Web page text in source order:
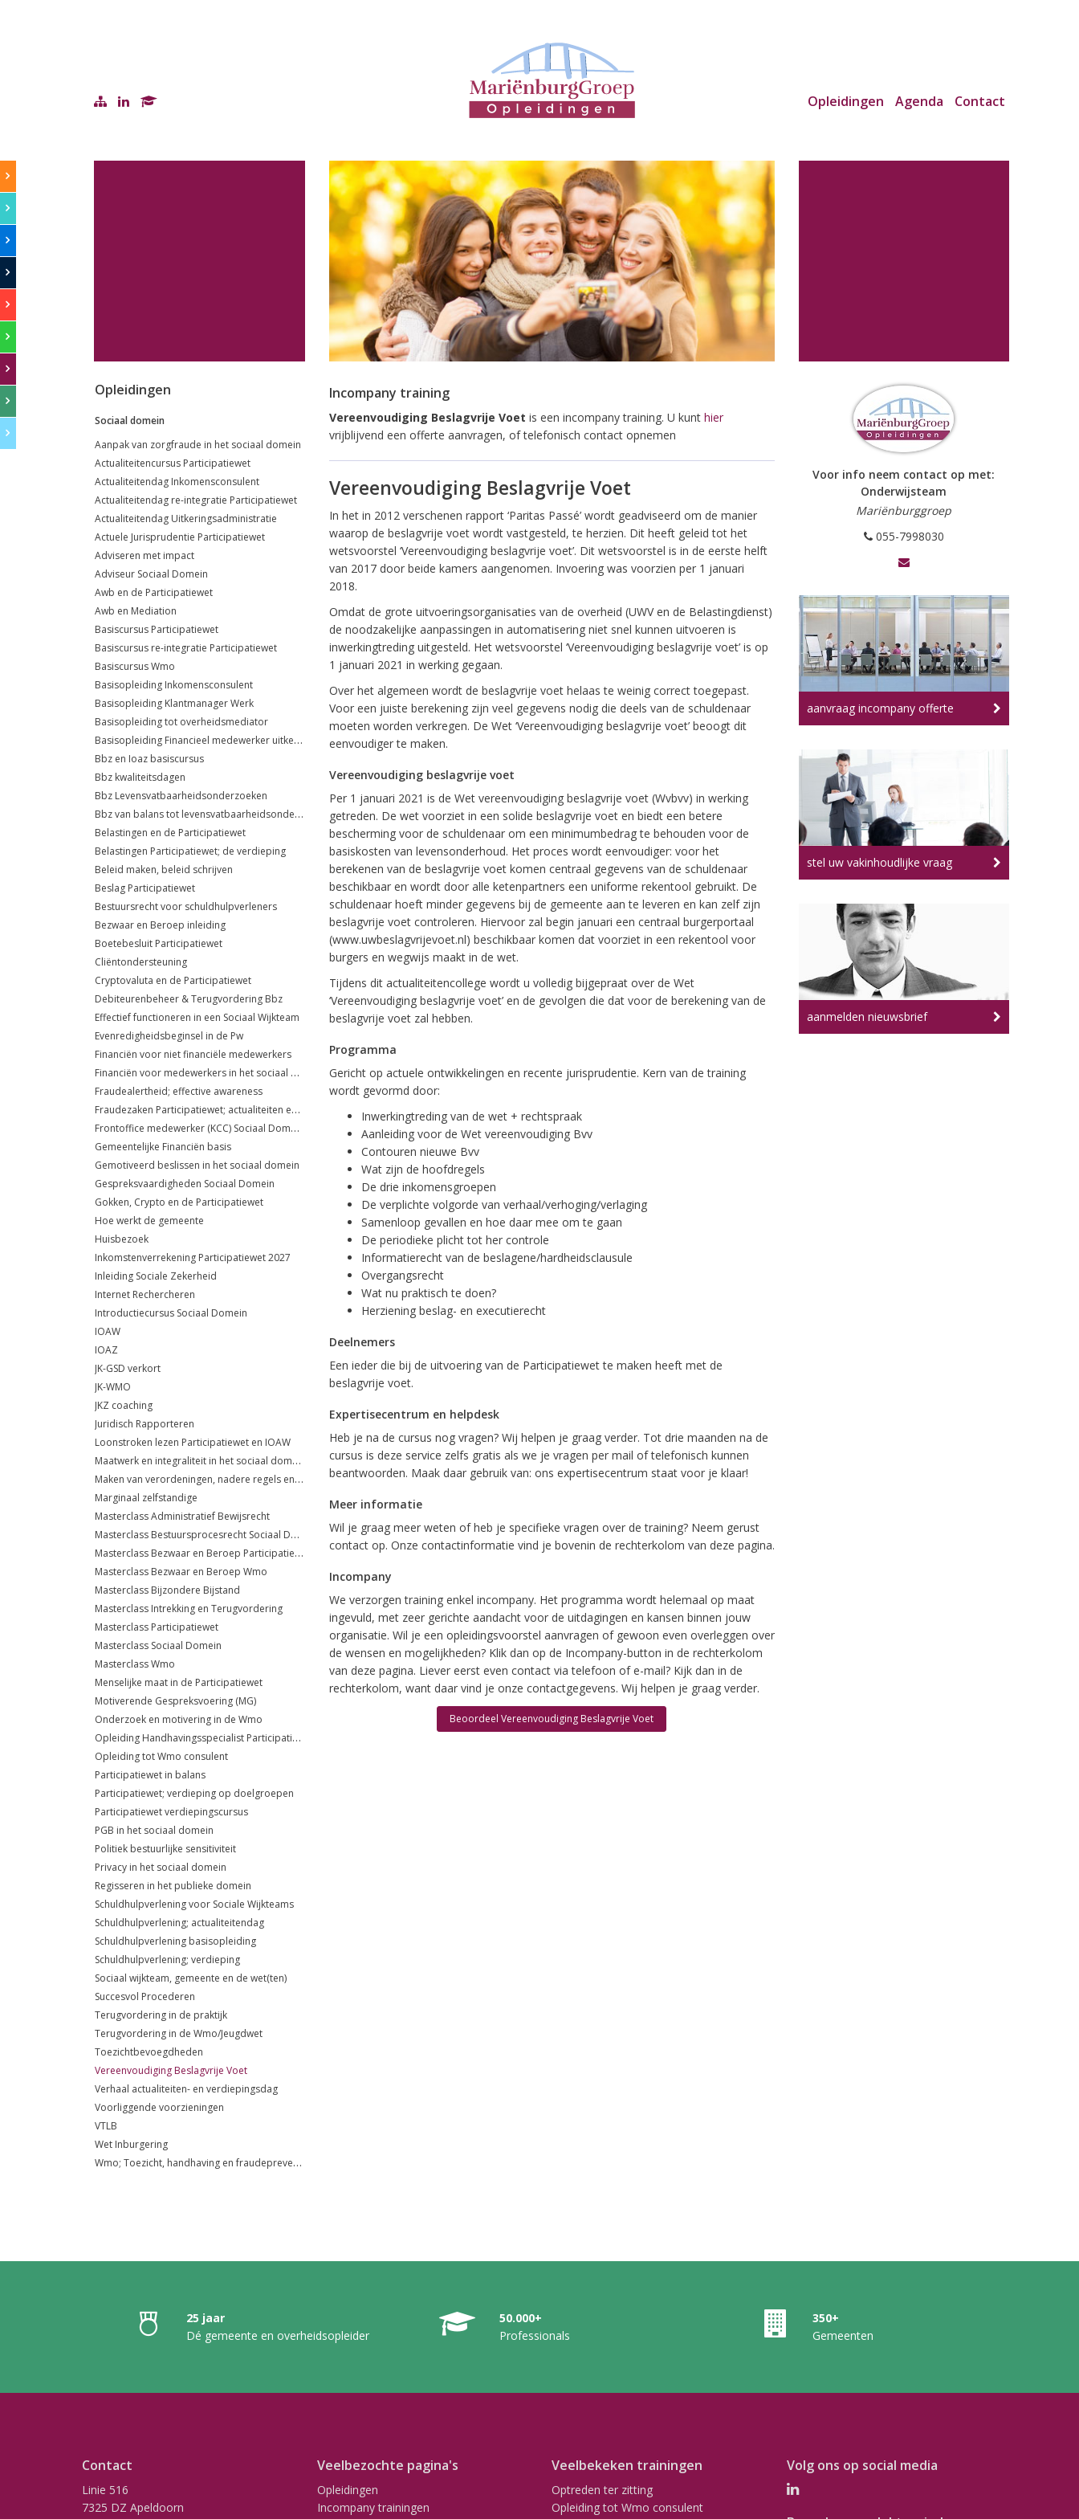
Opleidingen Agenda Contact
Opleidingen
Sociaal domein
Aanpak van zorgfraude in het sociaal domein
Actualiteitencursus Participatiewet
Actualiteitendag Inkomensconsulent
Actualiteitendag re-integratie Participatiewet
Actualiteitendag Uitkeringsadministratie
Actuele Jurisprudentie Participatiewet
Adviseren met impact
Adviseur Sociaal Domein
Awb en de Participatiewet
Awb en Mediation
Basiscursus Participatiewet
Basiscursus re-integratie Participatiewet
Basiscursus Wmo
Basisopleiding Inkomensconsulent
Basisopleiding Klantmanager Werk
Basisopleiding tot overheidsmediator
Basisopleiding Financieel medewerker uitkeringsadministratie
Bbz en Ioaz basiscursus
Bbz kwaliteitsdagen
Bbz Levensvatbaarheidsonderzoeken
Bbz van balans tot levensvatbaarheidsonderzoek
Belastingen en de Participatiewet
Belastingen Participatiewet; de verdieping
Beleid maken, beleid schrijven
Beslag Participatiewet
Bestuursrecht voor schuldhulpverleners
Bezwaar en Beroep inleiding
Boetebesluit Participatiewet
Cliëntondersteuning
Cryptovaluta en de Participatiewet
Debiteurenbeheer & Terugvordering Bbz
Effectief functioneren in een Sociaal Wijkteam
Evenredigheidsbeginsel in de Pw
Financiën voor niet financiële medewerkers
Financiën voor medewerkers in het sociaal domein
Fraudealertheid; effective awareness
Fraudezaken Participatiewet; actualiteiten en jurisprudentie
Frontoffice medewerker (KCC) Sociaal Domein
Gemeentelijke Financiën basis
Gemotiveerd beslissen in het sociaal domein
Gespreksvaardigheden Sociaal Domein
Gokken, Crypto en de Participatiewet
Hoe werkt de gemeente
Huisbezoek
Inkomstenverrekening Participatiewet 2027
Inleiding Sociale Zekerheid
Internet Rechercheren
Introductiecursus Sociaal Domein
IOAW
IOAZ
JK-GSD verkort
JK-WMO
JKZ coaching
Juridisch Rapporteren
Loonstroken lezen Participatiewet en IOAW
Maatwerk en integraliteit in het sociaal domein
Maken van verordeningen, nadere regels en beleidsregels
Marginaal zelfstandige
Masterclass Administratief Bewijsrecht
Masterclass Bestuursprocesrecht Sociaal Domein
Masterclass Bezwaar en Beroep Participatiewet
Masterclass Bezwaar en Beroep Wmo
Masterclass Bijzondere Bijstand
Masterclass Intrekking en Terugvordering
Masterclass Participatiewet
Masterclass Sociaal Domein
Masterclass Wmo
Menselijke maat in de Participatiewet
Motiverende Gespreksvoering (MG)
Onderzoek en motivering in de Wmo
Opleiding Handhavingsspecialist Participatiewet
Opleiding tot Wmo consulent
Participatiewet in balans
Participatiewet; verdieping op doelgroepen
Participatiewet verdiepingscursus
PGB in het sociaal domein
Politiek bestuurlijke sensitiviteit
Privacy in het sociaal domein
Regisseren in het publieke domein
Schuldhulpverlening voor Sociale Wijkteams
Schuldhulpverlening; actualiteitendag
Schuldhulpverlening basisopleiding
Schuldhulpverlening; verdieping
Sociaal wijkteam, gemeente en de wet(ten)
Succesvol Procederen
Terugvordering in de praktijk
Terugvordering in de Wmo/Jeugdwet
Toezichtbevoegdheden
Vereenvoudiging Beslagvrije Voet
Verhaal actualiteiten- en verdiepingsdag
Voorliggende voorzieningen
VTLB
Wet Inburgering
Wmo; Toezicht, handhaving en fraudepreventie
Incompany training
Vereenvoudiging Beslagvrije Voet is een incompany training. U kunthier
vrijblijvend een offerte aanvragen, of telefonisch contact opnemen
Vereenvoudiging Beslagvrije Voet
In het in 2012 verschenen rapport ‘Paritas Passé’ wordt geadviseerd om de manier
waarop de beslagvrije voet wordt vastgesteld, te herzien. Dit heeft geleid tot het
wetsvoorstel ‘Vereenvoudiging beslagvrije voet’. Dit wetsvoorstel is in de eerste helft
van 2017 door beide kamers aangenomen. Invoering was voorzien per 1 januari
2018.
Omdat de grote uitvoeringsorganisaties van de overheid (UWV en de Belastingdienst)
de noodzakelijke aanpassingen in automatisering niet snel kunnen uitvoeren is
inwerkingtreding uitgesteld. Het wetsvoorstel ‘Vereenvoudiging beslagvrije voet’ is op
1 januari 2021 in werking gegaan.
Over het algemeen wordt de beslagvrije voet helaas te weinig correct toegepast.
Voor een juiste berekening zijn veel gegevens nodig die deels van de schuldenaar
moeten worden verkregen. De Wet ‘Vereenvoudiging beslagvrije voet’ beoogt dit
eenvoudiger te maken.
Vereenvoudiging beslagvrije voet
Per 1 januari 2021 is de Wet vereenvoudiging beslagvrije voet (Wvbvv) in werking
getreden. De wet voorziet in een solide beslagvrije voet en biedt een betere
bescherming voor de schuldenaar om een minimumbedrag te behouden voor de
basiskosten van levensonderhoud. Het proces wordt eenvoudiger: voor het
berekenen van de beslagvrije voet komen centraal gegevens van de schuldenaar
beschikbaar en wordt door alle ketenpartners een uniforme rekentool gebruikt. De
schuldenaar hoeft minder gegevens bij de gemeente aan te leveren en kan zelf zijn
beslagvrije voet controleren. Hiervoor zal begin januari een centraal burgerportaal
(www.uwbeslagvrijevoet.nl) beschikbaar komen dat voorziet in een rekentool voor
burgers en wegwijs maakt in de wet.
Tijdens dit actualiteitencollege wordt u volledig bijgepraat over de Wet
‘Vereenvoudiging beslagvrije voet’ en de gevolgen die dat voor de berekening van de
beslagvrije voet zal hebben.
Programma
Gericht op actuele ontwikkelingen en recente jurisprudentie. Kern van de training
wordt gevormd door:
Inwerkingtreding van de wet + rechtspraak
Aanleiding voor de Wet vereenvoudiging Bvv
Contouren nieuwe Bvv
Wat zijn de hoofdregels
De drie inkomensgroepen
De verplichte volgorde van verhaal/verhoging/verlaging
Samenloop gevallen en hoe daar mee om te gaan
De periodieke plicht tot her controle
Informatierecht van de beslagene/hardheidsclausule
Overgangsrecht
Wat nu praktisch te doen?
Herziening beslag- en executierecht
Deelnemers
Een ieder die bij de uitvoering van de Participatiewet te maken heeft met de
beslagvrije voet.
Expertisecentrum en helpdesk
Heb je na de cursus nog vragen? Wij helpen je graag verder. Tot drie maanden na de
cursus is deze service zelfs gratis als we je vragen per mail of telefonisch kunnen
beantwoorden. Maak daar gebruik van: ons expertisecentrum staat voor je klaar!
Meer informatie
Wil je graag meer weten of heb je specifieke vragen over de training? Neem gerust
contact op. Onze contactinformatie vind je bovenin de rechterkolom van deze pagina.
Incompany
We verzorgen training enkel incompany. Het programma wordt helemaal op maat
ingevuld, met zeer gerichte aandacht voor de uitdagingen en kansen binnen jouw
organisatie. Wil je een opleidingsvoorstel aanvragen of gewoon even overleggen over
de wensen en mogelijkheden? Klik dan op de Incompany-button in de rechterkolom
van deze pagina. Liever eerst even contact via telefoon of e-mail? Kijk dan in de
rechterkolom, want daar vind je onze contactgegevens. Wij helpen je graag verder.
Beoordeel Vereenvoudiging Beslagvrije Voet
Voor info neem contact op met:
Onderwijsteam
Mariënburggroep
055-7998030
aanvraag incompany offerte
stel uw vakinhoudlijke vraag
aanmelden nieuwsbrief
25 jaar
Dé gemeente en overheidsopleider
50.000+
Professionals
350+
Gemeenten
Contact
Linie 516
7325 DZ Apeldoorn
Veelbezochte pagina's
Opleidingen
Incompany trainingen
Veelbekeken trainingen
Optreden ter zitting
Opleiding tot Wmo consulent
Volg ons op social media